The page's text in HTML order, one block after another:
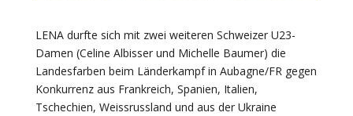
LENA durfte sich mit zwei weiteren Schweizer U23-
Damen (Celine Albisser und Michelle Baumer) die
Landesfarben beim Länderkampf in Aubagne/FR gegen
Konkurrenz aus Frankreich, Spanien, Italien,
Tschechien, Weissrussland und aus der Ukraine